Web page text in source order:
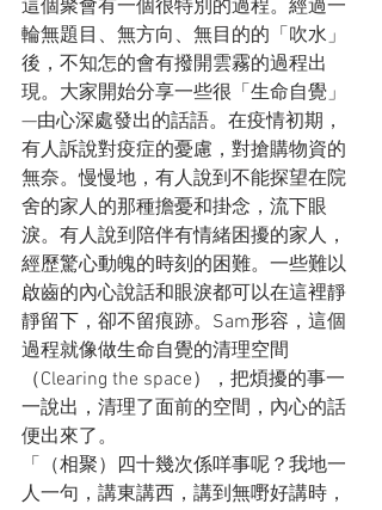
這個聚會有一個很特別的過程。經過一
輪無題目、無方向、無目的的「吹水」
後，不知怎的會有撥開雲霧的過程出
現。大家開始分享一些很「生命自覺」
—由心深處發出的話語。在疫情初期，
有人訴說對疫症的憂慮，對搶購物資的
無奈。慢慢地，有人說到不能探望在院
舍的家人的那種擔憂和掛念，流下眼
淚。有人說到陪伴有情緒困擾的家人，
經歷驚心動魄的時刻的困難。一些難以
啟齒的內心說話和眼淚都可以在這裡靜
靜留下，卻不留痕跡。Sam形容，這個
過程就像做生命自覺的清理空間
（Clearing the space），把煩擾的事一
一說出，清理了面前的空間，內心的話
便出來了。
「（相聚）四十幾次係咩事呢？我地一
人一句，講東講西，講到無嘢好講時，